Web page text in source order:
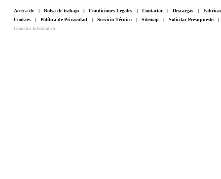
Acerca de| Bolsa de trabajo | Condiciones Legales | Contactar| Descargas |
Cookies | Política de Privacidad | Servicio Técnico | Sitemap | Solicitar Presupuesto
Conetica Informatica